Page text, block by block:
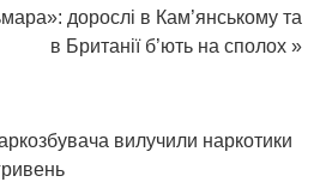
дорослі в Кам’янському та
в Британії б’ють на сполох »
вилучили наркотики